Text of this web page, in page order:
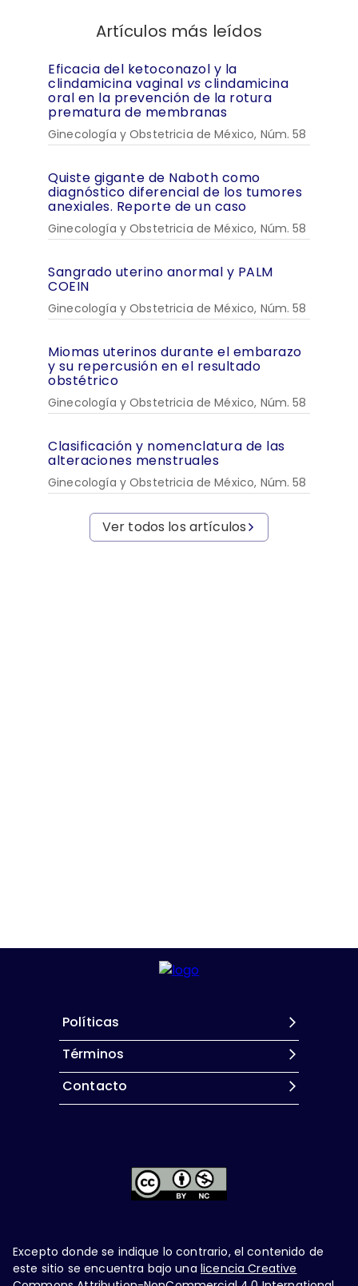
Artículos más leídos
Eficacia del ketoconazol y la
clindamicina vaginal vs clindamicina
oral en la prevención de la rotura
prematura de membranas
Ginecología y Obstetricia de México, Núm. 58
Quiste gigante de Naboth como
diagnóstico diferencial de los tumores
anexiales. Reporte de un caso
Ginecología y Obstetricia de México, Núm. 58
Sangrado uterino anormal y PALM
COEIN
Ginecología y Obstetricia de México, Núm. 58
Miomas uterinos durante el embarazo
y su repercusión en el resultado
obstétrico
Ginecología y Obstetricia de México, Núm. 58
Clasificación y nomenclatura de las
alteraciones menstruales
Ginecología y Obstetricia de México, Núm. 58
Ver todos los artículos
Políticas
Términos
Contacto
Excepto donde se indique lo contrario, el contenido de
este sitio se encuentra bajo una licencia Creative